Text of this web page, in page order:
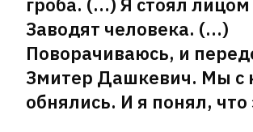
Заводят человека. (…)
Поворачиваюсь, и
Змитер Дашкевич. Мы с
обнялись. И я понял, что
«Эти объекты были
последствия баллистики по
логистическим центрам под
такие тяжелые